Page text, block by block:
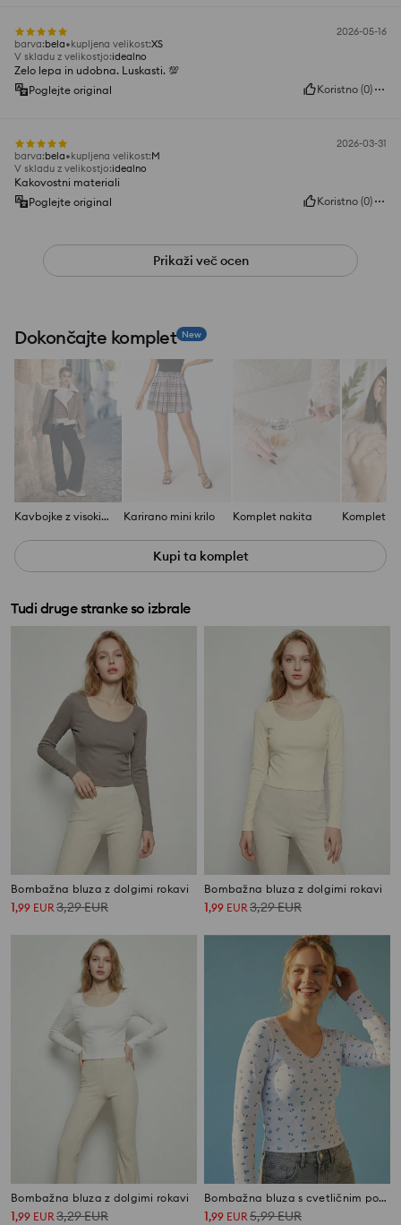
2026-05-16
barva:bela kupljena velikost:XS
V skladu z velikostjo:idealno
Zelo lepa in udobna. Luskasti. 💯
Poglejte original
Koristno (0)
2026-03-31
barva:bela kupljena velikost:M
V skladu z velikostjo:idealno
Kakovostni materiali
Poglejte original
Koristno (0)
Prikaži več ocen
Dokončajte komplet New
Kavbojke z visokim pasom Karirano mini krilo Komplet nakita Komplet
Kupi ta komplet
Tudi druge stranke so izbrale
Bombažna bluza z dolgimi rokavi
1,99 EUR3,29EUR
Bombažna bluza z dolgimi rokavi
1,99 EUR3,29EUR
Bombažna bluza z dolgimi rokavi
1,99 EUR 3,29EUR
Bombažna bluza s cvetličnim potiskom
1,99 EUR 5,99EUR